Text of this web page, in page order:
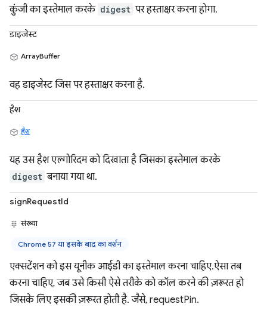
कुंजी का इस्तेमाल करके digest पर हस्ताक्षर करना होगा.
डाइजेस्ट
ArrayBuffer
वह डाइजेस्ट जिस पर हस्ताक्षर करना है.
हैश
हैश
यह उस हैश एल्गोरिदम को दिखाता है जिसका इस्तेमाल करके
digest बनाया गया था.
signRequestId
संख्या
Chrome 57 या इसके बाद का वर्शन
एक्सटेंशन को इस यूनीक आईडी का इस्तेमाल करना चाहिए.ऐसा तब
करना चाहिए, जब उसे किसी ऐसे तरीके को कॉल करने की ज़रूरत हो
जिसके लिए इसकी ज़रूरत होती है. जैसे, requestPin.